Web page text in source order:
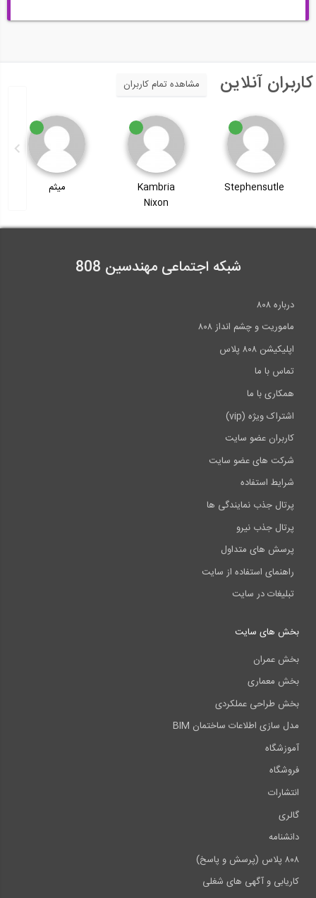
کاربران آنلاین مشاهده تمام کاربران
Stephensutle
Kambria
Nixon
میثم
شبکه اجتماعی مهندسین 808
درباره ۸۰۸
ماموریت و چشم انداز ۸۰۸
اپلیکیشن ۸۰۸ پلاس
تماس با ما
همکاری با ما
اشتراک ویژه (vip)
کاربران عضو سایت
شرکت های عضو سایت
شرایط استفاده
پرتال جذب نمایندگی ها
پرتال جذب نیرو
پرسش های متداول
راهنمای استفاده از سایت
تبلیغات در سایت
بخش های سایت
بخش عمران
بخش معماری
بخش طراحی عملکردی
مدل سازی اطلاعات ساختمان BIM
آموزشگاه
فروشگاه
انتشارات
گالری
دانشنامه
۸۰۸ پلاس (پرسش و پاسخ)
کاریابی و آگهی های شغلی